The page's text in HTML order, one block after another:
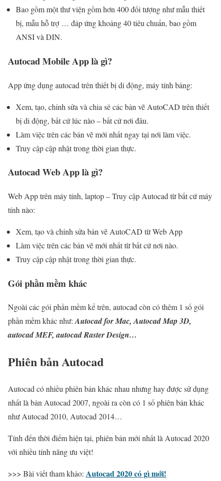
Bao gồm một thư viện gồm hơn 400 đối tượng như mẫu thiết
bị, mẫu hỗ trợ … đáp ứng khoảng 40 tiêu chuẩn, bao gồm
ANSI và DIN.
Autocad Mobile App là gì?
App ứng dụng autocad trên thiết bị di động, máy tính bảng:
Xem, tạo, chỉnh sửa và chia sẻ các bản vẽ AutoCAD trên thiết
bị di động, bất cứ lúc nào – bất cứ nơi đâu.
Làm việc trên các bản vẽ mới nhất ngay tại nơi làm việc.
Truy cập cập nhật trong thời gian thực.
Autocad Web App là gì?
Web App trên máy tính, laptop – Truy cập Autocad từ bất cứ máy
tính nào:
Xem, tạo và chỉnh sửa bản vẽ AutoCAD từ Web App
Làm việc trên các bản vẽ mới nhất từ ​​bất cứ nơi nào.
Truy cập cập nhật trong thời gian thực.
Gói phần mềm khác
Ngoài các gói phần mềm kể trên, autocad còn có thêm 1 số gói
phần mềm khác như:Autocad for Mac, Autocad Map 3D,
autocad MEF, autocad Raster Design…
Phiên bản Autocad
Autocad có nhiều phiên bản khác nhau nhưng hay được sử dụng
nhất là bản Autocad 2007, ngoài ra còn có 1 số phiên bản khác
như Autocad 2010, Autocad 2014…
Tính đến thời điểm hiện tại, phiên bản mới nhất là Autocad 2020
với nhiều tính năng ưu việt!
>>> Bài viết tham khảo: Autocad 2020 có gì mới!